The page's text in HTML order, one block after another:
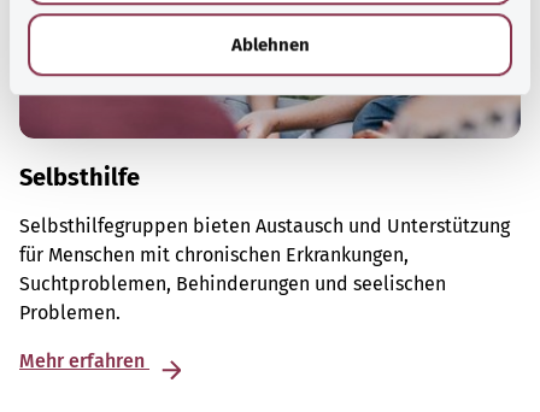
Ablehnen
Selbsthilfe
Selbsthilfegruppen bieten Austausch und Unterstützung
für Menschen mit chronischen Erkrankungen,
Suchtproblemen, Behinderungen und seelischen
Problemen.
Mehr erfahren